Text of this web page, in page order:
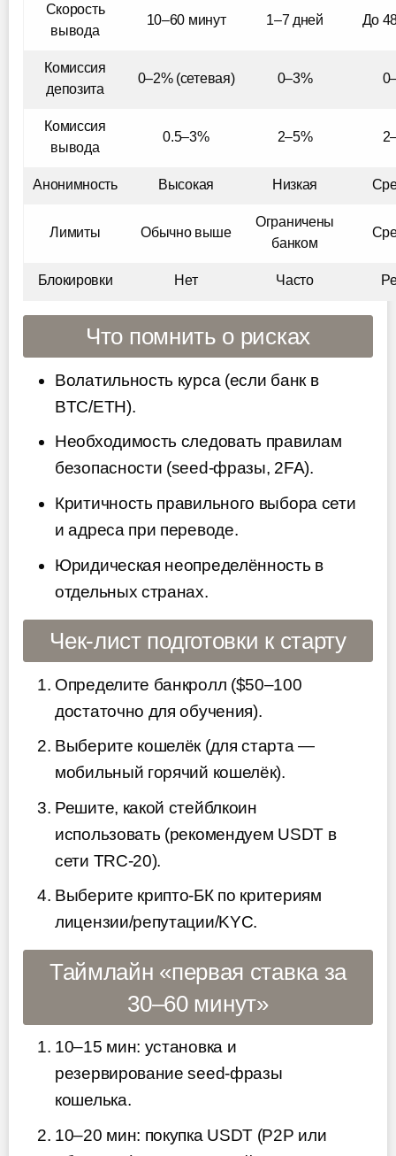
Скорость
вывода
10–60 минут 1–7 дней До
Комиссия
депозита
0–2% (сетевая) 0–3%
Комиссия
вывода
0.5–3% 2–5%
Анонимность Высокая Низкая
Лимиты Обычно выше
Ограничены
банком
Блокировки Нет Часто
Что помнить о рисках
Волатильность курса (если банк в
BTC/ETH).
Необходимость следовать правилам
безопасности (seed-фразы, 2FA).
Критичность правильного выбора сети
и адреса при переводе.
Юридическая неопределённость в
отдельных странах.
Чек-лист подготовки к старту
Определите банкролл ($50–100
достаточно для обучения).
Выберите кошелёк (для старта —
мобильный горячий кошелёк).
Решите, какой стейблкоин
использовать (рекомендуем USDT в
сети TRC-20).
Выберите крипто-БК по критериям
лицензии/репутации/KYC.
Таймлайн «первая ставка за
30–60 минут»
10–15 мин: установка и
резервирование seed-фразы
кошелька.
10–20 мин: покупка USDT (P2P или